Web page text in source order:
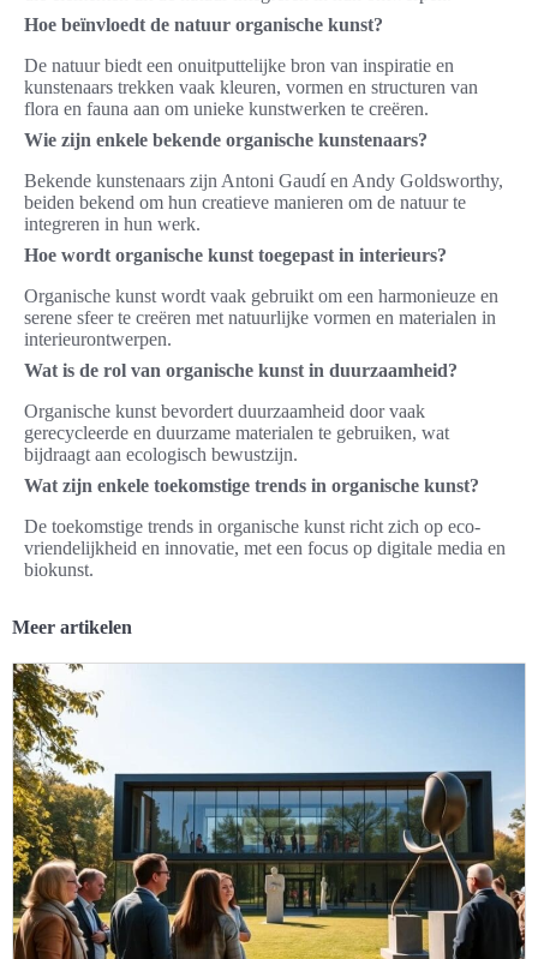
Hoe beïnvloedt de natuur organische kunst?
De natuur biedt een onuitputtelijke bron van inspiratie en
kunstenaars trekken vaak kleuren, vormen en structuren van
flora en fauna aan om unieke kunstwerken te creëren.
Wie zijn enkele bekende organische kunstenaars?
Bekende kunstenaars zijn Antoni Gaudí en Andy Goldsworthy,
beiden bekend om hun creatieve manieren om de natuur te
integreren in hun werk.
Hoe wordt organische kunst toegepast in interieurs?
Organische kunst wordt vaak gebruikt om een harmonieuze en
serene sfeer te creëren met natuurlijke vormen en materialen in
interieurontwerpen.
Wat is de rol van organische kunst in duurzaamheid?
Organische kunst bevordert duurzaamheid door vaak
gerecycleerde en duurzame materialen te gebruiken, wat
bijdraagt aan ecologisch bewustzijn.
Wat zijn enkele toekomstige trends in organische kunst?
De toekomstige trends in organische kunst richt zich op eco-
vriendelijkheid en innovatie, met een focus op digitale media en
biokunst.
Meer artikelen